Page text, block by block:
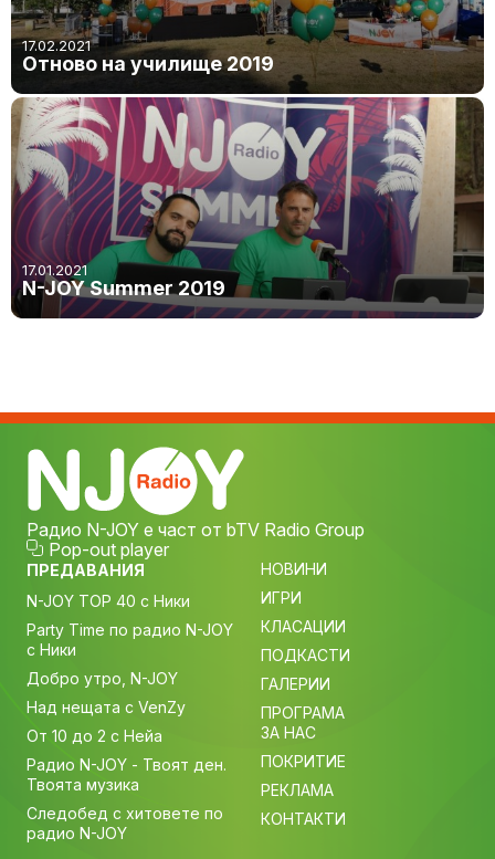
17.02.2021
Отново на училище 2019
17.01.2021
N-JOY Summer 2019
Радио N-JOY е част от bTV Radio Group
Pop-out player
ПРЕДАВАНИЯ
N-JOY TOP 40 с Ники
Party Time по радио N-JOY
с Ники
Добро утро, N-JOY
Над нещата с VenZy
От 10 до 2 с Нейа
Радио N-JOY - Твоят ден.
Твоята музика
Следобед с хитовете по
радио N-JOY
НОВИНИ
ИГРИ
КЛАСАЦИИ
ПОДКАСТИ
ГАЛЕРИИ
ПРОГРАМА
ЗА НАС
ПОКРИТИЕ
РЕКЛАМА
КОНТАКТИ